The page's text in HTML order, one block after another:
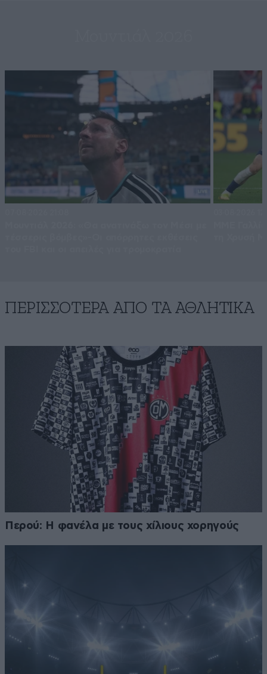
ΠΕΡΙΣΣΟΤΕΡΑ ΑΠΟ ΤA ΑΘΛΗΤΙΚΑ
Περού: Η φανέλα με τους χίλιους χορηγούς